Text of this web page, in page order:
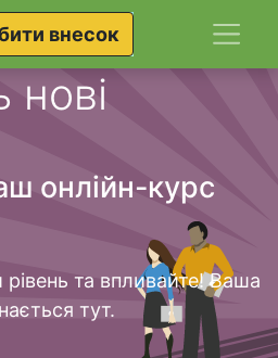
внесок
нові
онлійн-курс
та впливайте! Ваша
тут.